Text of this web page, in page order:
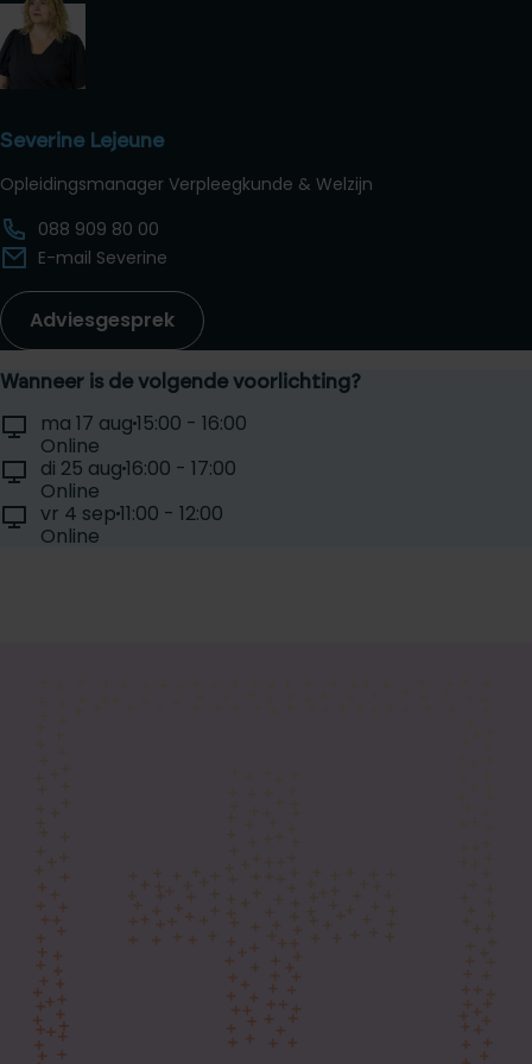
Severine Lejeune
Opleidingsmanager Verpleegkunde & Welzijn
088 909 80 00
E-mail Severine
Adviesgesprek
Wanneer is de volgende voorlichting?
Selecteer een voorlichtingsdag:
Datum:
ma 17 augTijd:
15:00 - 16:00
Locatie:
Online
Datum:
di 25 augTijd:
16:00 - 17:00
Locatie:
Online
Datum:
vr 4 sepTijd:
11:00 - 12:00
Locatie:
Online